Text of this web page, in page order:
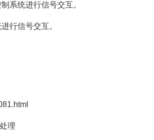
系统进行信号交互。
行信号交互。
理